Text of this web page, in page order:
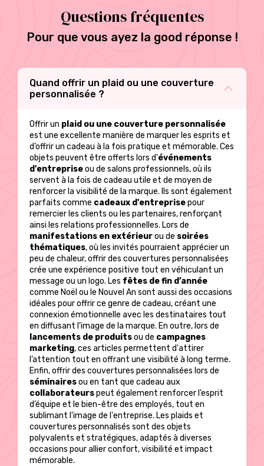
peuvent
la
page
variations.
Les
options
peuvent
choisies
sur
produit
Questions fréquentes
Pour que vous ayez la good réponse !
Quand offrir un plaid ou une couverture
personnalisée ?
Offrir un plaid ou une couverture personnalisée
est une excellente manière de marquer les esprits et
d’offrir un cadeau à la fois pratique et mémorable. Ces
objets peuvent être offerts lors d'événements
d'entrepriseou de salons professionnels, où ils
servent à la fois de cadeau utile et de moyen de
renforcer la visibilité de la marque. Ils sont également
parfaits comme cadeaux d'entreprisepour
remercier les clients ou les partenaires, renforçant
ainsi les relations professionnelles. Lors de
manifestations en extérieurou de soirées
thématiques, où les invités pourraient apprécier un
peu de chaleur, offrir des couvertures personnalisées
crée une expérience positive tout en véhiculant un
message ou un logo. Les fêtes de fin d’année
comme Noël ou le Nouvel An sont aussi des occasions
idéales pour offrir ce genre de cadeau, créant une
connexion émotionnelle avec les destinataires tout
en diffusant l’image de la marque. En outre, lors de
lancements de produitsou de campagnes
marketing, ces articles permettent d'attirer
l’attention tout en offrant une visibilité à long terme.
Enfin, offrir des couvertures personnalisées lors de
séminairesou en tant que cadeau aux
collaborateurspeut également renforcer l’esprit
d’équipe et le bien-être des employés, tout en
sublimant l'image de l'entreprise. Les plaids et
couvertures personnalisés sont des objets
polyvalents et stratégiques, adaptés à diverses
occasions pour allier confort, visibilité et impact
mémorable.